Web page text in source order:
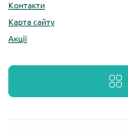
Контакти
Карта сайту
Акції